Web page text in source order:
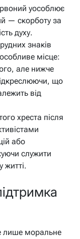
уособлює
— скорботу за
духу.
знаків
місце:
але нижче
що
від
хреста після
або
служити
житті.
лише моральне